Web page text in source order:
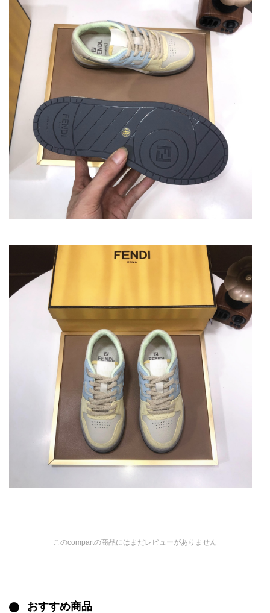
このcompartの商品にはまだレビューがありません
おすすめ商品